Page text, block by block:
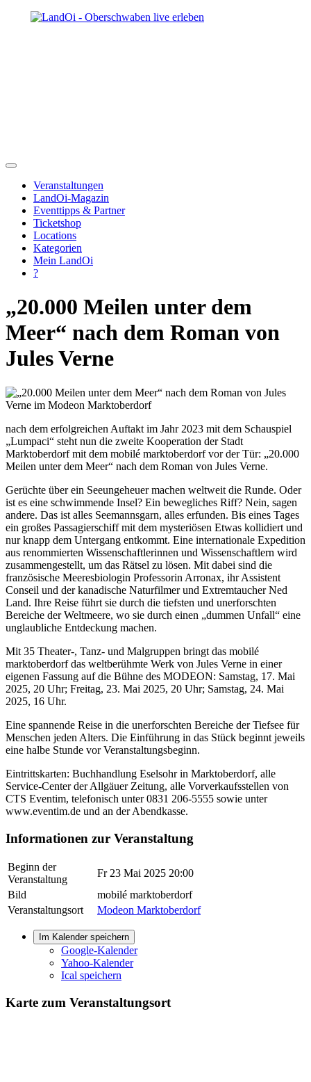
Veranstaltungen
LandOi-Magazin
Eventtipps & Partner
Ticketshop
Locations
Kategorien
Mein LandOi
?
„20.000 Meilen unter dem
Meer“ nach dem Roman von
Jules Verne
nach dem erfolgreichen Auftakt im Jahr 2023 mit dem Schauspiel
„Lumpaci“ steht nun die zweite Kooperation der Stadt
Marktoberdorf mit dem mobilé marktoberdorf vor der Tür: „20.000
Meilen unter dem Meer“ nach dem Roman von Jules Verne.
Gerüchte über ein Seeungeheuer machen weltweit die Runde. Oder
ist es eine schwimmende Insel? Ein bewegliches Riff? Nein, sagen
andere. Das ist alles Seemannsgarn, alles erfunden. Bis eines Tages
ein großes Passagierschiff mit dem mysteriösen Etwas kollidiert und
nur knapp dem Untergang entkommt. Eine internationale Expedition
aus renommierten Wissenschaftlerinnen und Wissenschaftlern wird
zusammengestellt, um das Rätsel zu lösen. Mit dabei sind die
französische Meeresbiologin Professorin Arronax, ihr Assistent
Conseil und der kanadische Naturfilmer und Extremtaucher Ned
Land. Ihre Reise führt sie durch die tiefsten und unerforschten
Bereiche der Weltmeere, wo sie durch einen „dummen Unfall“ eine
unglaubliche Entdeckung machen.
Mit 35 Theater-, Tanz- und Malgruppen bringt das mobilé
marktoberdorf das weltberühmte Werk von Jules Verne in einer
eigenen Fassung auf die Bühne des MODEON: Samstag, 17. Mai
2025, 20 Uhr; Freitag, 23. Mai 2025, 20 Uhr; Samstag, 24. Mai
2025, 16 Uhr.
Eine spannende Reise in die unerforschten Bereiche der Tiefsee für
Menschen jeden Alters. Die Einführung in das Stück beginnt jeweils
eine halbe Stunde vor Veranstaltungsbeginn.
Eintrittskarten: Buchhandlung Eselsohr in Marktoberdorf, alle
Service-Center der Allgäuer Zeitung, alle Vorverkaufsstellen von
CTS Eventim, telefonisch unter 0831 206-5555 sowie unter
www.eventim.de und an der Abendkasse.
Informationen zur Veranstaltung
Beginn der
Veranstaltung
Fr 23 Mai 2025 20:00
Bild
mobilé marktoberdorf
Veranstaltungsort
Modeon Marktoberdorf
Im Kalender speichern
Google-Kalender
Yahoo-Kalender
Ical speichern
Karte zum Veranstaltungsort